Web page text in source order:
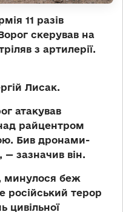
11 разів
скерував на
з артилерії.
Лисак.
атакував
райцентром
Бив дронами-
— зазначив він.
минулося беж
російський терор
цивільної